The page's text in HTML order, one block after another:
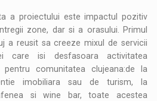
a proiectului este impactul pozitiv
zone, dar si a orasului. Primul
a reusit sa creeze mixul de servicii
care isi desfasoara activitatea
comunitatea clujeana:de la
imobiliara sau de turism, la
si wine bar, toate acestea